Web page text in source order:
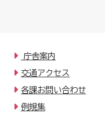
庁舎案内
交通アクセス
各課お問い合わせ
例規集